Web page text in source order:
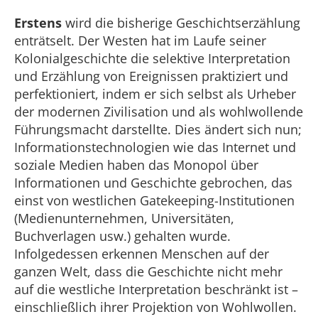
Erstens wird die bisherige Geschichtserzählung
enträtselt. Der Westen hat im Laufe seiner
Kolonialgeschichte die selektive Interpretation
und Erzählung von Ereignissen praktiziert und
perfektioniert, indem er sich selbst als Urheber
der modernen Zivilisation und als wohlwollende
Führungsmacht darstellte. Dies ändert sich nun;
Informationstechnologien wie das Internet und
soziale Medien haben das Monopol über
Informationen und Geschichte gebrochen, das
einst von westlichen Gatekeeping-Institutionen
(Medienunternehmen, Universitäten,
Buchverlagen usw.) gehalten wurde.
Infolgedessen erkennen Menschen auf der
ganzen Welt, dass die Geschichte nicht mehr
auf die westliche Interpretation beschränkt ist –
einschließlich ihrer Projektion von Wohlwollen.